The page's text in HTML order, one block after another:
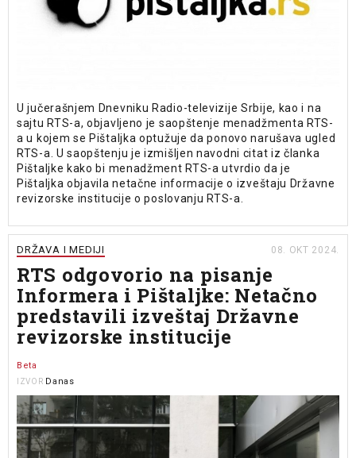
U jučerašnjem Dnevniku Radio-televizije Srbije, kao i na
sajtu RTS-a, objavljeno je saopštenje menadžmenta RTS-
a u kojem se Pištaljka optužuje da ponovo narušava ugled
RTS-a. U saopštenju je izmišljen navodni citat iz članka
Pištaljke kako bi menadžment RTS-a utvrdio da je
Pištaljka objavila netačne informacije o izveštaju Državne
revizorske institucije o poslovanju RTS-a.
DRŽAVA I MEDIJI 08. OKT 2024.
RTS odgovorio na pisanje
Informera i Pištaljke: Netačno
predstavili izveštaj Državne
revizorske institucije
Beta
IZVOR Danas